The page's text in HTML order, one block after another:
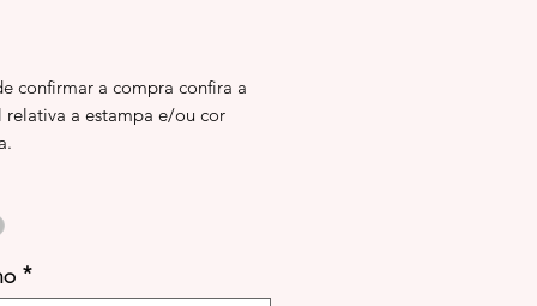
confirmar a compra confira a
relativa a estampa e/ou cor
*